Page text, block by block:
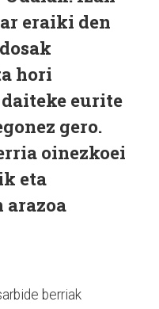
eraiki den
hori
eurite
gero.
oinezkoei
eta
berriak